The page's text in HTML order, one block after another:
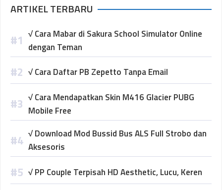
ARTIKEL TERBARU
√ Cara Mabar di Sakura School Simulator Online
dengan Teman
√ Cara Daftar PB Zepetto Tanpa Email
√ Cara Mendapatkan Skin M416 Glacier PUBG
Mobile Free
√ Download Mod Bussid Bus ALS Full Strobo dan
Aksesoris
√ PP Couple Terpisah HD Aesthetic, Lucu, Keren